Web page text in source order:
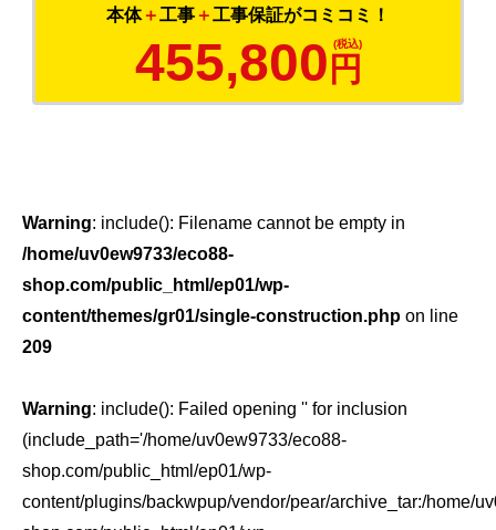
本体＋工事 ＋工事保証がコミコミ！
455,800 円
Warning: include(): Filename cannot be empty in
/home/uv0ew9733/eco88-
shop.com/public_html/ep01/wp-
content/themes/gr01/single-construction.php on line
209
Warning: include(): Failed opening '' for inclusion
(include_path='/home/uv0ew9733/eco88-
shop.com/public_html/ep01/wp-
content/plugins/backwpup/vendor/pear/archive_tar:/home/